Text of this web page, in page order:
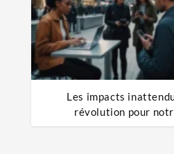
Les impacts
révolution pour